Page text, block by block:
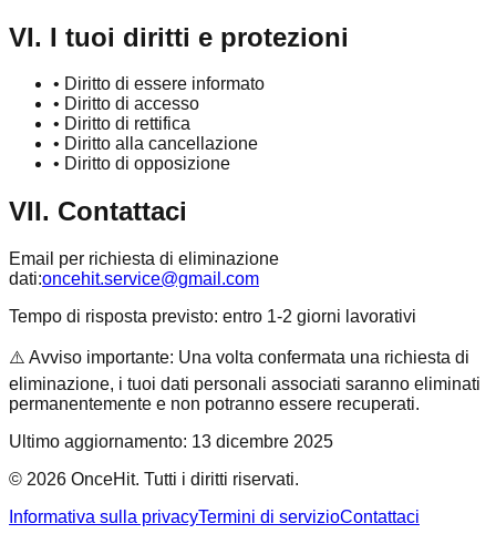
VI. I tuoi diritti e protezioni
• Diritto di essere informato
• Diritto di accesso
• Diritto di rettifica
• Diritto alla cancellazione
• Diritto di opposizione
VII. Contattaci
Email per richiesta di eliminazione
dati:oncehit.service@gmail.com
Tempo di risposta previsto: entro 1-2 giorni lavorativi
⚠️ Avviso importante: Una volta confermata una richiesta di
eliminazione, i tuoi dati personali associati saranno eliminati
permanentemente e non potranno essere recuperati.
Ultimo aggiornamento: 13 dicembre 2025
© 2026 OnceHit. Tutti i diritti riservati.
Informativa sulla privacyTermini di servizioContattaci